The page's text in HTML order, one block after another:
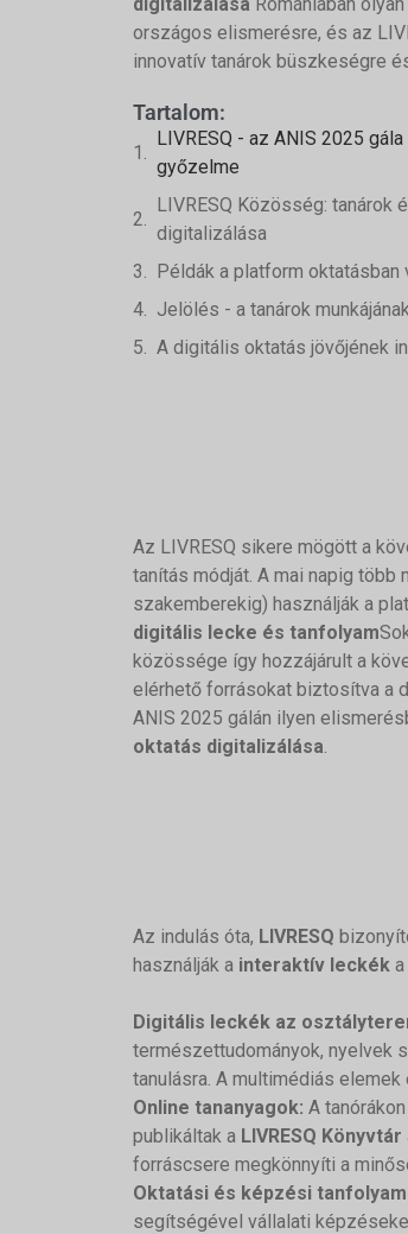
országos elismerésre, és az
innovatív tanárok büszkeségre
Tartalom:
LIVRESQ - az ANIS 2025
győzelme
LIVRESQ Közösség: tanárok
digitalizálása
Példák a platform oktatásban
Jelölés - a tanárok
A digitális oktatás jövőjének
Az LIVRESQ sikere mögött a
tanítás módját. A mai napig több
szakemberekig) használják a
digitális lecke és tanfolyam
közössége így hozzájárult a
elérhető forrásokat biztosítva a
ANIS 2025 gálán ilyen
oktatás digitalizálása.
Az indulás óta, LIVRESQ
használják a interaktív leckék
Digitális leckék az
természettudományok, nyelvek
tanulásra. A multimédiás
Online tananyagok: A
publikáltak a LIVRESQ Könyvtár
forráscsere megkönnyíti a
Oktatási és képzési
segítségével vállalati